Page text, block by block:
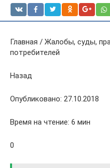
Главная / Жалобы, суды,
потребителей
Назад
Опубликовано: 27.10.2018
Время на чтение: 6 мин
0